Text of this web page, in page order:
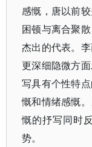
感慨，唐以前
困顿与离合聚
杰出的代表。
更深细隐微方
写具有个性特
慨和情绪感慨
慨的抒写同时
势。